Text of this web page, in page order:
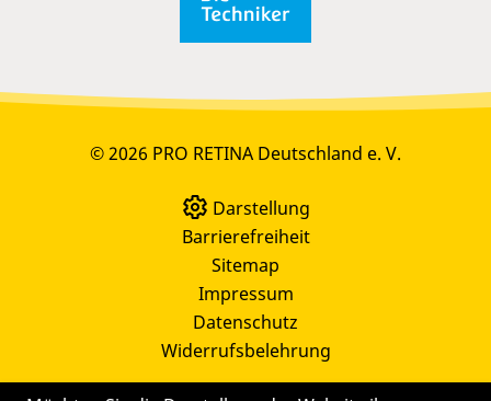
© 2026 PRO RETINA Deutschland e. V.
Darstellung
Barrierefreiheit
Sitemap
Impressum
Datenschutz
Widerrufsbelehrung